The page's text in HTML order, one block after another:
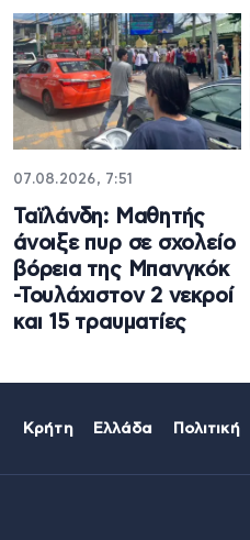
07.08.2026, 7:51
Ταϊλάνδη: Μαθητής
άνοιξε πυρ σε σχολείο
βόρεια της Μπανγκόκ
-Τουλάχιστον 2 νεκροί
και 15 τραυματίες
Κρήτη Ελλάδα Πολιτική